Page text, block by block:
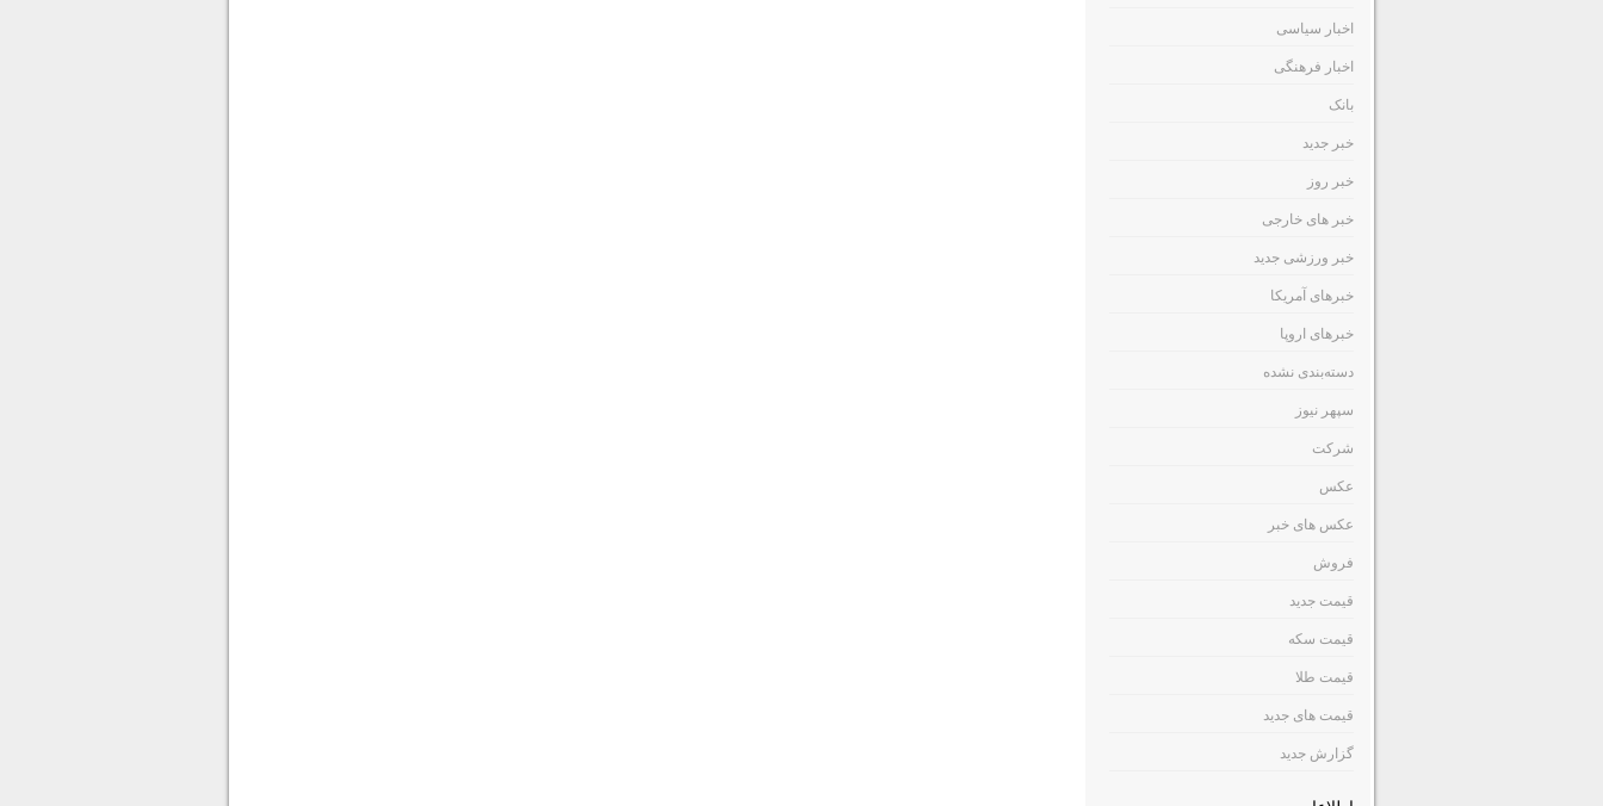
اخبار سیاسی
اخبار فرهنگی
بانک
خبر جدید
خبر روز
خبر های خارجی
خبر ورزشی جدید
خبرهای آمریکا
خبرهای اروپا
دسته‌بندی نشده
سپهر نیوز
شرکت
عکس
عکس های خبر
فروش
قیمت جدید
قیمت سکه
قیمت طلا
قیمت های جدید
گزارش جدید